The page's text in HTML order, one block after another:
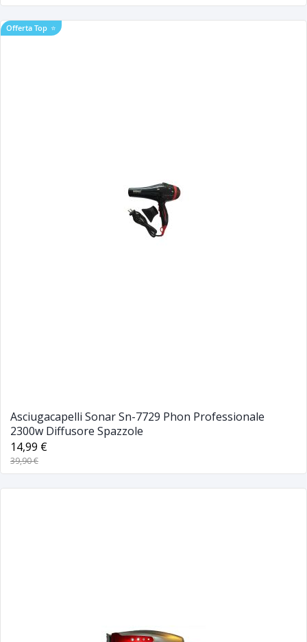
Offerta Top ⭐
Asciugacapelli Sonar Sn-7729 Phon Professionale
2300w Diffusore Spazzole
14,99 €
39,90 €